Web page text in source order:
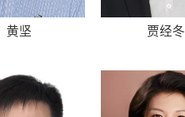
黄坚 贾经冬